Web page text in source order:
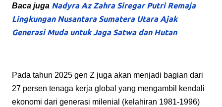
Baca juga Nadyra Az Zahra Siregar Putri Remaja
Lingkungan Nusantara Sumatera Utara Ajak
Generasi Muda untuk Jaga Satwa dan Hutan
Pada tahun 2025 gen Z juga akan menjadi bagian dari
27 persen tenaga kerja global yang mengambil kendali
ekonomi dari generasi milenial (kelahiran 1981-1996)